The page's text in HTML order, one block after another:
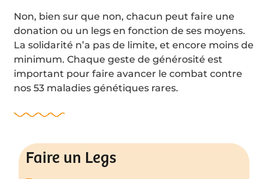
Non, bien sur que non, chacun peut faire une
donation ou un legs en fonction de ses moyens.
La solidarité n’a pas de limite, et encore moins de
minimum. Chaque geste de générosité est
important pour faire avancer le combat contre
nos 53 maladies génétiques rares.
Faire un Legs